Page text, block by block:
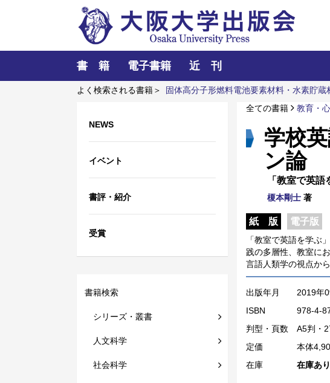
書 籍 電子書籍 近 刊
よく検索される書籍＞ 固体高分子形燃料電池要素材料・水素貯蔵
対抗文化史
NEWS
イベント
書評・紹介
受賞
書籍検索
シリーズ・叢書
人文科学
社会科学
全ての書籍 教育・
学校
ン論
「教室で英
榎本剛士 著
紙 版 電子版
「教室で英語を学ぶ
践の多層性、教室に
言語人類学の視点か
出版年月
2019年
ISBN
978-4-
判型・頁数 A5判・
定価
本体
在庫
在庫あり